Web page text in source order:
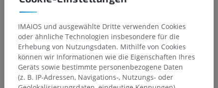
IMAIOS und ausgewählte Dritte verwenden Cookies
oder ähnliche Technologien insbesondere für die
Erhebung von Nutzungsdaten. Mithilfe von Cookies
können wir Informationen wie die Eigenschaften Ihres
Geräts sowie bestimmte personenbezogene Daten
(z. B. IP-Adressen, Navigations-, Nutzungs- oder